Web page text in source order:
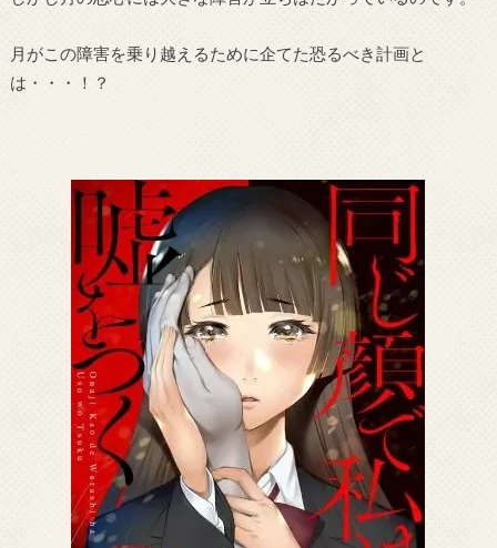
月がこの障害を乗り越えるために企てた恐るべき計画と
は・・・！？